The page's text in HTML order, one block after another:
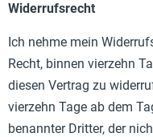
Widerrufsrecht
Ich nehme mein
Recht, binnen vierzehn
diesen Vertrag zu
vierzehn Tage ab dem
benannter Dritter, der